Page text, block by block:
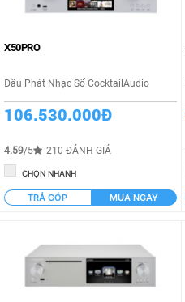
X50PRO
Đầu Phát Nhạc Số CocktailAudio
106.530.000Đ
4.59/5 210 ĐÁNH GIÁ
CHỌN NHANH
TRẢ GÓP MUA NGAY